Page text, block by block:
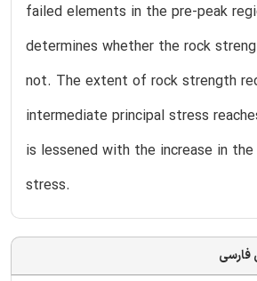
failed elements in the pre-peak
determines whether the rock
not. The extent of rock strength
intermediate principal stress
is lessened with the increase in the
stress.
فارسی